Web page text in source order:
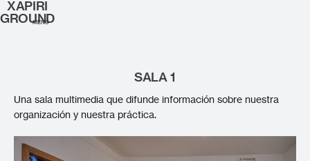
MENÚ
XAPIRI
GROUND
SALA 1
Una sala multimedia que difunde información sobre nuestra
organización y nuestra práctica.